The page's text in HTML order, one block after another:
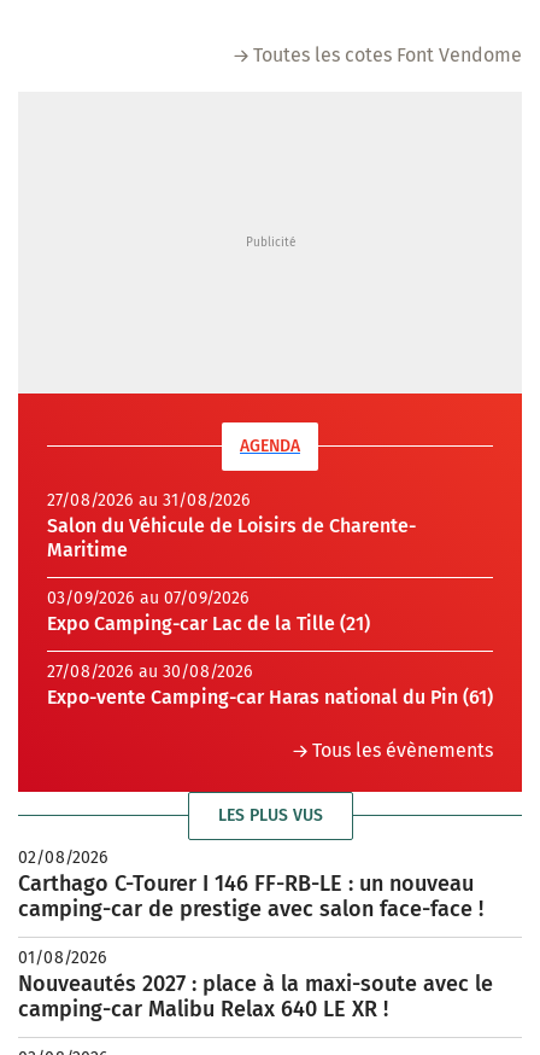
Toutes les cotes Font Vendome
AGENDA
27/08/2026 au 31/08/2026
Salon du Véhicule de Loisirs de Charente-
Maritime
03/09/2026 au 07/09/2026
Expo Camping-car Lac de la Tille (21)
27/08/2026 au 30/08/2026
Expo-vente Camping-car Haras national du Pin (61)
Tous les évènements
LES PLUS VUS
02/08/2026
Carthago C-Tourer I 146 FF-RB-LE : un nouveau
camping-car de prestige avec salon face-face !
01/08/2026
Nouveautés 2027 : place à la maxi-soute avec le
camping-car Malibu Relax 640 LE XR !